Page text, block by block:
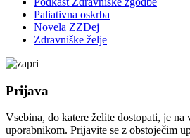
Paliativna oskrba
Novela ZZDej
Zdravniške želje
Prijava
Vsebina, do katere želite dostopati, je
uporabnikom. Prijavite se z obstoječim